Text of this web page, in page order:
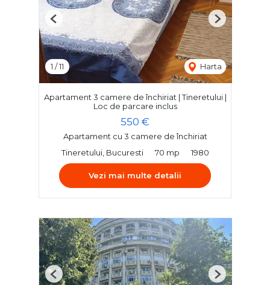
1 /11 Harta
Previous Next
Apartament 3 camere de închiriat | Tineretului |
Loc de parcare inclus
550 €
Apartament cu 3 camere de închiriat
Tineretului, Bucuresti
70 mp 1980
Vezi mai multe detalii
Previous Next